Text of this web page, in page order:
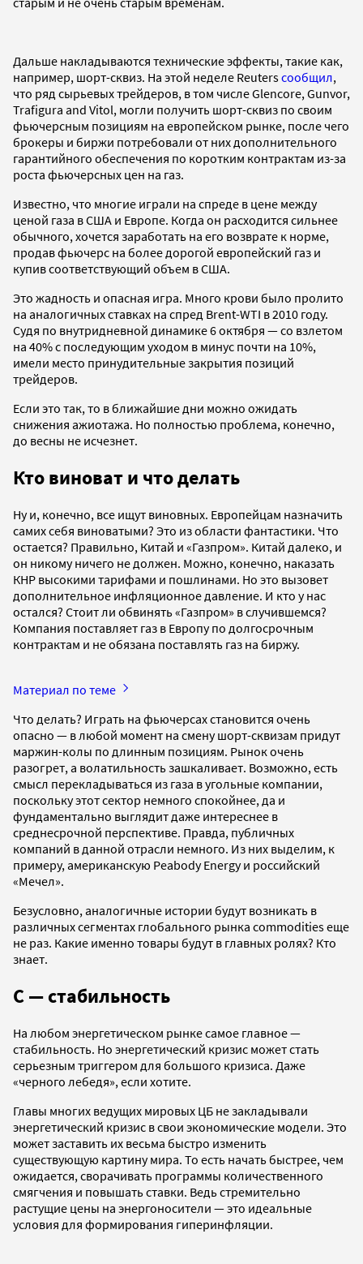
Дальше накладываются технические эффекты, такие как,
например, шорт-сквиз. На этой неделе Reutersсообщил,
что ряд сырьевых трейдеров, в том числе Glencore, Gunvor,
Trafigura and Vitol, могли получить шорт-сквиз по своим
фьючерсным позициям на европейском рынке, после чего
брокеры и биржи потребовали от них дополнительного
гарантийного обеспечения по коротким контрактам из-за
роста фьючерсных цен на газ.
Известно, что многие играли на спреде в цене между
ценой газа в США и Европе. Когда он расходится сильнее
обычного, хочется заработать на его возврате к норме,
продав фьючерс на более дорогой европейский газ и
купив соответствующий объем в США.
Это жадность и опасная игра. Много крови было пролито
на аналогичных ставках на спред Brent-WTI в 2010 году.
Судя по внутридневной динамике 6 октября — со взлетом
на 40% с последующим уходом в минус почти на 10%,
имели место принудительные закрытия позиций
трейдеров.
Если это так, то в ближайшие дни можно ожидать
снижения ажиотажа. Но полностью проблема, конечно,
до весны не исчезнет.
Кто виноват и что делать
Ну и, конечно, все ищут виновных. Европейцам назначить
самих себя виноватыми? Это из области фантастики. Что
остается? Правильно, Китай и «Газпром». Китай далеко, и
он никому ничего не должен. Можно, конечно, наказать
КНР высокими тарифами и пошлинами. Но это вызовет
дополнительное инфляционное давление. И кто у нас
остался? Стоит ли обвинять «Газпром» в случившемся?
Компания поставляет газ в Европу по долгосрочным
контрактам и не обязана поставлять газ на биржу.
Материал по теме
Что делать? Играть на фьючерсах становится очень
опасно — в любой момент на смену шорт-сквизам придут
маржин-колы по длинным позициям. Рынок очень
разогрет, а волатильность зашкаливает. Возможно, есть
смысл перекладываться из газа в угольные компании,
поскольку этот сектор немного спокойнее, да и
фундаментально выглядит даже интереснее в
среднесрочной перспективе. Правда, публичных
компаний в данной отрасли немного. Из них выделим, к
примеру, американскую Peabody Energy и российский
«Мечел».
Безусловно, аналогичные истории будут возникать в
различных сегментах глобального рынка commodities еще
не раз. Какие именно товары будут в главных ролях? Кто
знает.
С — стабильность
На любом энергетическом рынке самое главное —
cтабильность. Но энергетический кризис может стать
серьезным триггером для большого кризиса. Даже
«черного лебедя», если хотите.
Главы многих ведущих мировых ЦБ не закладывали
энергетический кризис в свои экономические модели. Это
может заставить их весьма быстро изменить
существующую картину мира. То есть начать быстрее, чем
ожидается, сворачивать программы количественного
смягчения и повышать ставки. Ведь стремительно
растущие цены на энергоносители — это идеальные
условия для формирования гиперинфляции.